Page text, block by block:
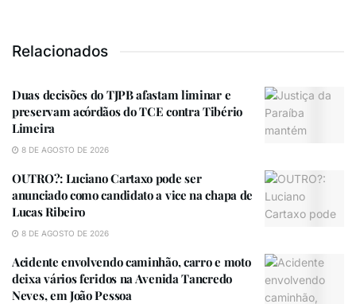
acórdãos do TCE contra Tibério Limeira
OUTRO?: Luciano Cartaxo pode ser anunciado como
candidato a vice na chapa de Lucas Ribeiro
Relacionados
Duas decisões do TJPB afastam liminar e
preservam acórdãos do TCE contra Tibério
Limeira
8 DE AGOSTO DE 2026
OUTRO?: Luciano Cartaxo pode ser
anunciado como candidato a vice na chapa de
Lucas Ribeiro
8 DE AGOSTO DE 2026
Acidente envolvendo caminhão, carro e moto
deixa vários feridos na Avenida Tancredo
Neves, em João Pessoa